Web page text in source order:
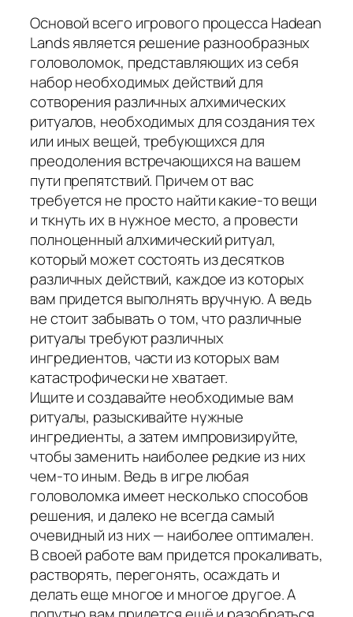
Основой всего игрового процесса Hadean
Lands является решение разнообразных
головоломок, представляющих из себя
набор необходимых действий для
сотворения различных алхимических
ритуалов, необходимых для создания тех
или иных вещей, требующихся для
преодоления встречающихся на вашем
пути препятствий. Причем от вас
требуется не просто найти какие-то вещи
и ткнуть их в нужное место, а провести
полноценный алхимический ритуал,
который может состоять из десятков
различных действий, каждое из которых
вам придется выполнять вручную. А ведь
не стоит забывать о том, что различные
ритуалы требуют различных
ингредиентов, части из которых вам
катастрофически не хватает.
Ищите и создавайте необходимые вам
ритуалы, разыскивайте нужные
ингредиенты, а затем импровизируйте,
чтобы заменить наиболее редкие из них
чем-то иным. Ведь в игре любая
головоломка имеет несколько способов
решения, и далеко не всегда самый
очевидный из них — наиболее оптимален.
В своей работе вам придется прокаливать,
растворять, перегонять, осаждать и
делать еще многое и многое другое. А